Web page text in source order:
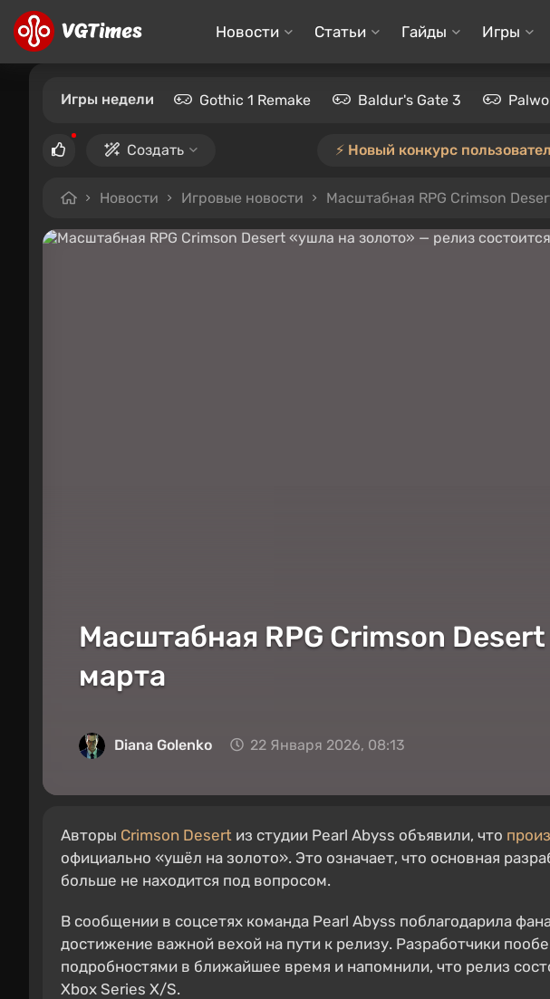
Новости Статьи Гайды Игры
Игры недели Gothic 1 Remake Baldur's Gate 3
Создать ⚡️ Новый конкурс
Новости Игровые новости Масштабная RPG Crimson
Масштабная RPG Crimson
марта
Diana Golenko 22 Января 2026, 08:13
Авторы Crimson Desert из студии Pearl Abyss объявили, что
официально «ушёл на золото». Это означает, что основная
больше не находится под вопросом.
В сообщении в соцсетях команда Pearl Abyss поблагодарила
достижение важной вехой на пути к релизу. Разработчики
подробностями в ближайшее время и напомнили, что релиз
Xbox Series X/S.